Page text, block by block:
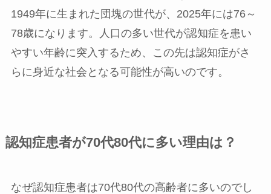
1949年に生まれた団塊の世代が、2025年には76～
78歳になります。人口の多い世代が認知症を患い
やすい年齢に突入するため、この先は認知症がさ
らに身近な社会となる可能性が高いのです。
認知症患者が70代80代に多い理由は？
なぜ認知症患者は70代80代の高齢者に多いのでし